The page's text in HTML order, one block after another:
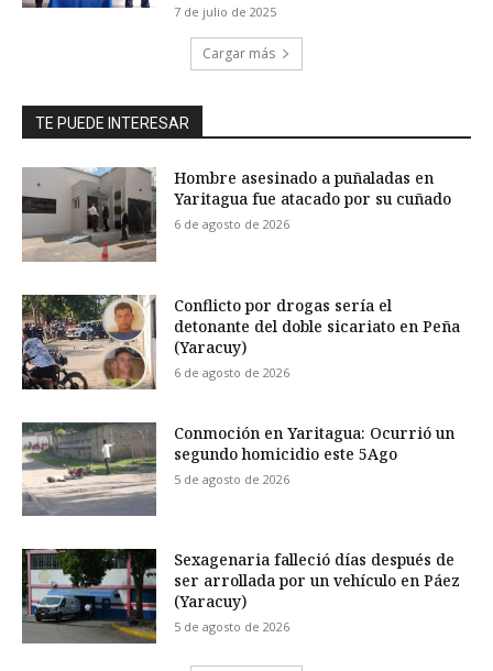
7 de julio de 2025
Cargar más
TE PUEDE INTERESAR
Hombre asesinado a puñaladas en
Yaritagua fue atacado por su cuñado
6 de agosto de 2026
Conflicto por drogas sería el
detonante del doble sicariato en Peña
(Yaracuy)
6 de agosto de 2026
Conmoción en Yaritagua: Ocurrió un
segundo homicidio este 5Ago
5 de agosto de 2026
Sexagenaria falleció días después de
ser arrollada por un vehículo en Páez
(Yaracuy)
5 de agosto de 2026